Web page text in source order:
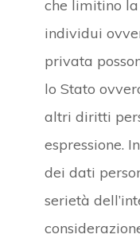
che limitino
individui
privata
lo Stato
altri diritti
espressione.
dei dati
serietà